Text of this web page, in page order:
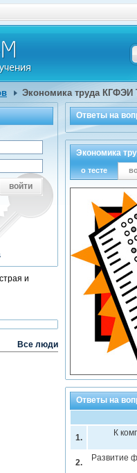
Экономика труда КГФЭИ
Ответы на
Экономика
о тесте
Ответы на
1. К
2. Развитие
войти
и
Все люди